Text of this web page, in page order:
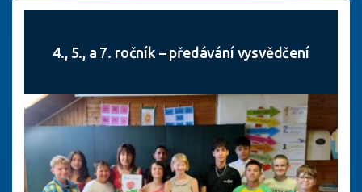
4., 5., a 7. ročník – předávání vysvědčení